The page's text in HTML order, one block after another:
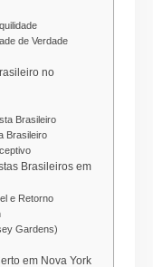
de Verdade
no
Brasileiro
Brasileiro
Brasileiros em
e Retorno
Gardens)
em Nova York